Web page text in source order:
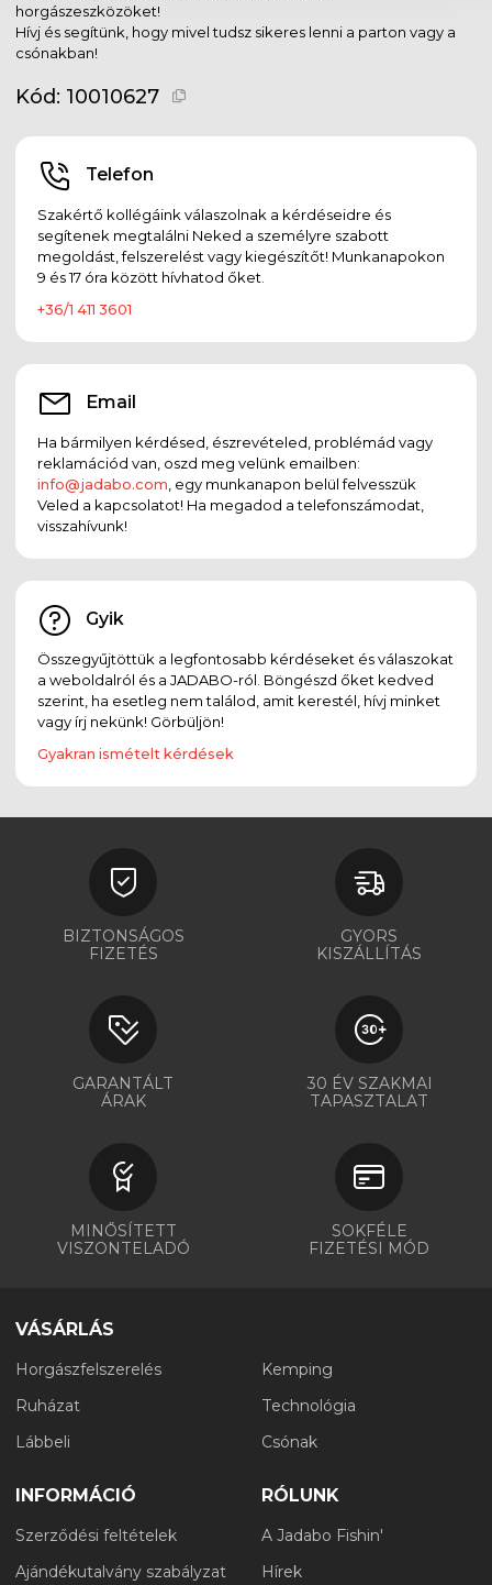
horgászeszközöket!
Hívj és segítünk, hogy mivel tudsz sikeres lenni a parton vagy a
csónakban!
Kód: 10010627
Telefon
Szakértő kollégáink válaszolnak a kérdéseidre és
segítenek megtalálni Neked a személyre szabott
megoldást, felszerelést vagy kiegészítőt! Munkanapokon
9 és 17 óra között hívhatod őket.
+36/1 411 3601
Email
Ha bármilyen kérdésed, észrevételed, problémád vagy
reklamációd van, oszd meg velünk emailben:
info@jadabo.com , egy munkanapon belül felvesszük
Veled a kapcsolatot! Ha megadod a telefonszámodat,
visszahívunk!
Gyik
Összegyűjtöttük a legfontosabb kérdéseket és válaszokat
a weboldalról és a JADABO-ról. Böngészd őket kedved
szerint, ha esetleg nem találod, amit kerestél, hívj minket
vagy írj nekünk! Görbüljön!
Gyakran ismételt kérdések
BIZTONSÁGOS
FIZETÉS
GYORS
KISZÁLLÍTÁS
GARANTÁLT
ÁRAK
30 ÉV SZAKMAI
TAPASZTALAT
MINŐSÍTETT
VISZONTELADÓ
SOKFÉLE
FIZETÉSI MÓD
VÁSÁRLÁS
Horgászfelszerelés
Ruházat
Lábbeli
Kemping
Technológia
Csónak
INFORMÁCIÓ
Szerződési feltételek
Ajándékutalvány szabályzat
RÓLUNK
A Jadabo Fishin'
Hírek